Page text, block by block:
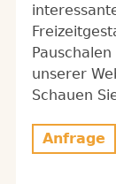
unserer
Schauen
Anfrage